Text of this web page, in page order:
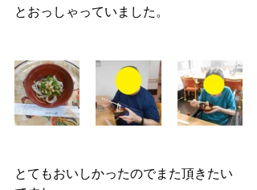
とおっしゃっていました。
とてもおいしかったのでまた頂きたい